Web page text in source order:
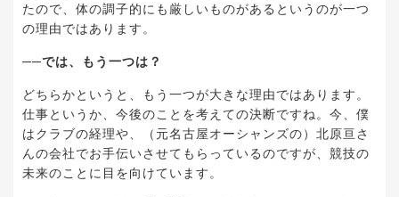
たので、体の調子的にも厳しいものがあるというのが一つ
の理由ではあります。
──では、もう一つは？
どちらかというと、もう一つが大きな理由ではあります。
仕事というか、今後のことを考えての決断ですね。今、僕
はクラブの経理や、（元名古屋オーシャンズの）北原亘さ
んの会社でお手伝いさせてもらっているのですが、競技の
未来のことに目を向けています。